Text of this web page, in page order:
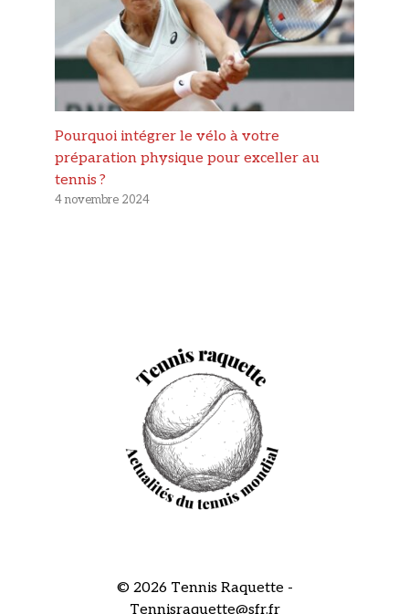
Pourquoi intégrer le vélo à votre
préparation physique pour exceller au
tennis ?
4 novembre 2024
© 2026 Tennis Raquette -
Tennisraquette@sfr.fr